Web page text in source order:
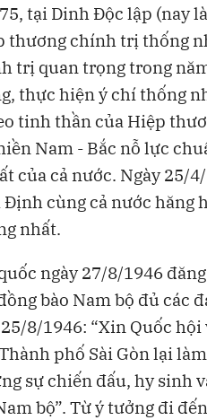
tại Dinh Độc lập (nay
thương chính trị thống
trị quan trọng trong
thực hiện ý chí thống
tinh thần của Hiệp
Nam - Bắc nỗ lực
của cả nước. Ngày 25/
Định cùng cả nước hăng
nhất.
ngày 27/8/1946
bào Nam bộ đủ các
8/1946: “Xin Quốc
phố Sài Gòn lại
sự chiến đấu, hy sinh
bộ”. Từ ý tưởng đi